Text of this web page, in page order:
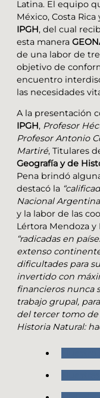
Latina. El equipo
México, Costa
IPGH, del cual
esta manera
de una labor de
objetivo de
encuentro
las necesidades
A la presentación
IPGH, Profesor
Profesor Antonio
Martiré, Titulares
Geografía y de
Pena brindó
destacó la
Nacional
y la labor de las
Lértora Mendoza y
“radicadas en
extenso
dificultades para
invertido con
financieros nunca
trabajo grupal,
del tercer tomo de
Historia Natural: